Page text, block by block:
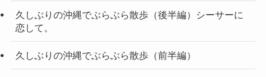
久しぶりの沖縄でぶらぶら散歩（後半編）シーサーに
恋して。
久しぶりの沖縄でぶらぶら散歩（前半編）